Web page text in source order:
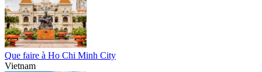
Que faire à Ho Chi Minh City
Vietnam